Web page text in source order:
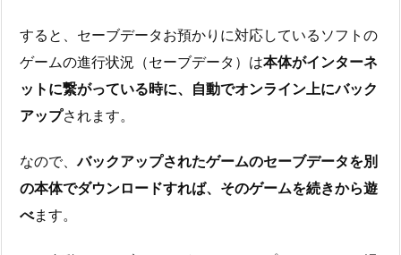
すると、セーブデータお預かりに対応しているソフトの
ゲームの進行状況（セーブデータ）は本体がインターネ
ットに繋がっている時に、自動でオンライン上にバック
アップされます。
なので、バックアップされたゲームのセーブデータを別
の本体でダウンロードすれば、そのゲームを続きから遊
べます。